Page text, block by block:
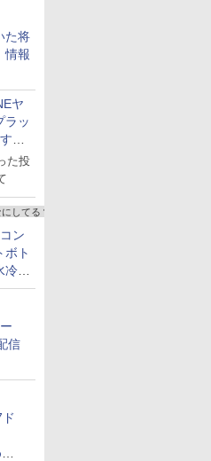
た将
情報
ヤ
ラッ
ま
要請
た投
してる？
ン
ボト
ベ
ょう
信